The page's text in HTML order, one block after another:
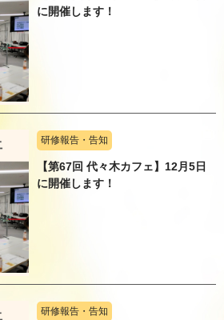
に開催します！
研修報告・告知
【第67回 代々木カフェ】12月5日
に開催します！
研修報告・告知